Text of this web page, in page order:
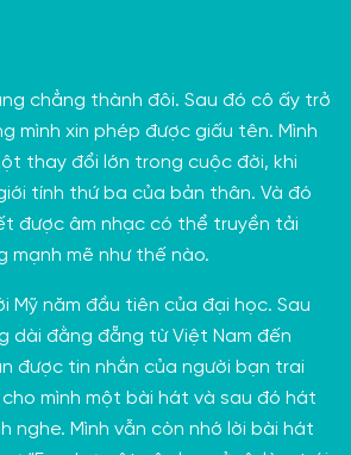
chẳng thành đôi. Sau đó cô ấy trở
mình xin phép được giấu tên. Mình
thay đổi lớn trong cuộc đời, khi
tính thứ ba của bản thân. Và đó
được âm nhạc có thể truyền tải
mạnh mẽ như thế nào.
Mỹ năm đầu tiên của đại học. Sau
dài đằng đẵng từ Việt Nam đến
được tin nhắn của người bạn trai
cho mình một bài hát và sau đó hát
nghe. Mình vẫn còn nhớ lời bài hát